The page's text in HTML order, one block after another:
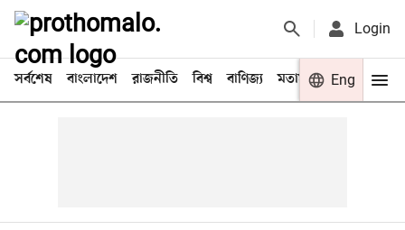
Login
সর্বশেষ বাংলাদেশ রাজনীতি বিশ্ব বাণিজ্য মতামত খেলা
Eng